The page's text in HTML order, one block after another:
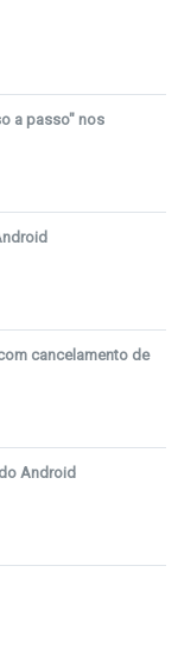
a passo" nos
cancelamento de
Android